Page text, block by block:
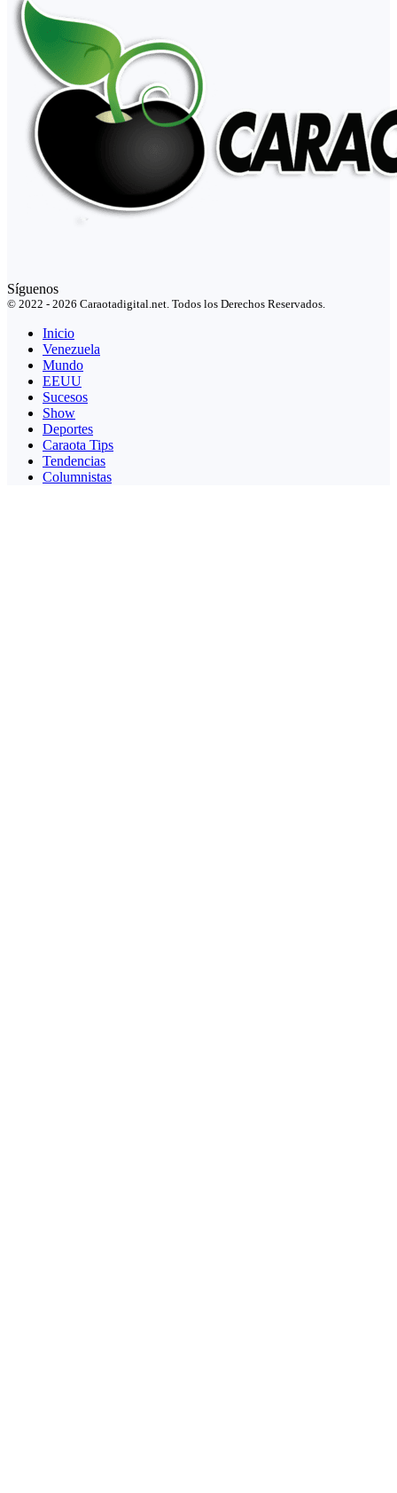
Síguenos
© 2022 - 2026 Caraotadigital.net. Todos los Derechos Reservados.
Inicio
Venezuela
Mundo
EEUU
Sucesos
Show
Deportes
Caraota Tips
Tendencias
Columnistas